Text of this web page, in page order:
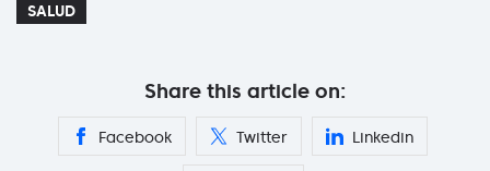
SALUD
Share this article on:
Facebook Twitter Linkedin